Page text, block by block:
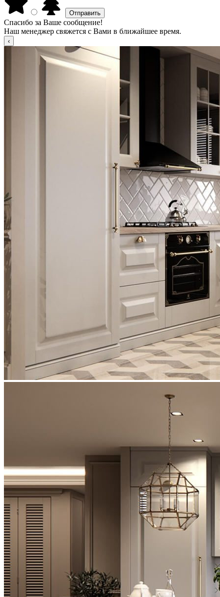
Спасибо за Ваше сообщение!
Наш менеджер свяжется с Вами в ближайшее время.